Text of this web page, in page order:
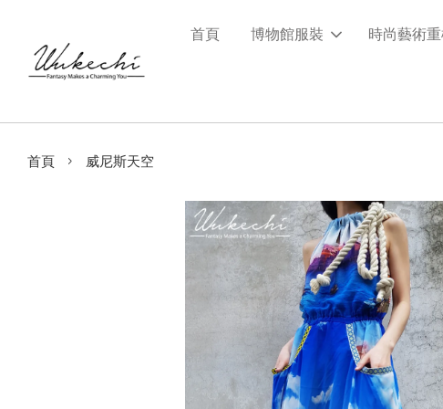
首頁 博物館服裝 時尚藝術
首頁 › 威尼斯天空